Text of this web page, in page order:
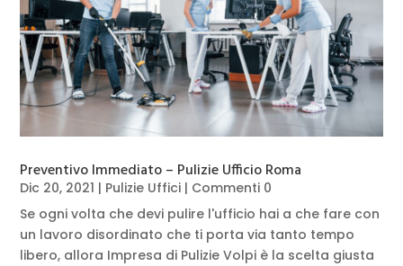
Preventivo Immediato – Pulizie Ufficio Roma
Dic 20, 2021 | Pulizie Uffici | Commenti 0
Se ogni volta che devi pulire l'ufficio hai a che fare con
un lavoro disordinato che ti porta via tanto tempo
libero, allora Impresa di Pulizie Volpi è la scelta giusta